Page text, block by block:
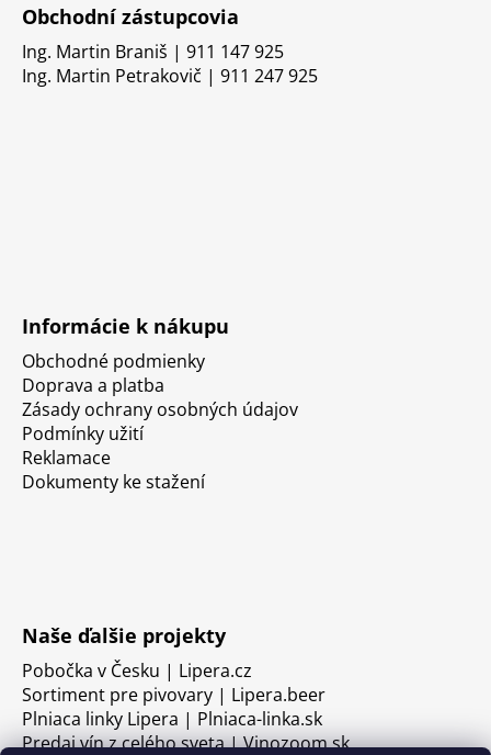
Obchodní zástupcovia
Ing. Martin Braniš | 911 147 925
Ing. Martin Petrakovič | 911 247 925
Informácie k nákupu
Obchodné podmienky
Doprava a platba
Zásady ochrany osobných údajov
Podmínky užití
Reklamace
Dokumenty ke stažení
Naše ďalšie projekty
Pobočka v Česku | Lipera.cz
Sortiment pre pivovary | Lipera.beer
Plniaca linky Lipera | Plniaca-linka.sk
Predaj vín z celého sveta | Vinozoom.sk